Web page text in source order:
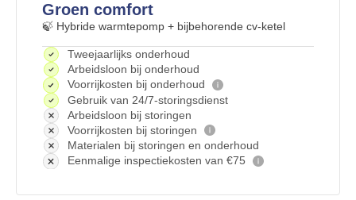
Groen comfort
🍃 Hybride warmtepomp + bijbehorende cv-ketel
Tweejaarlijks onderhoud
Arbeidsloon bij onderhoud
Voorrijkosten bij onderhoud
Gebruik van 24/7-storingsdienst
Arbeidsloon bij storingen
Voorrijkosten bij storingen
Materialen bij storingen en onderhoud
Eenmalige inspectiekosten van €75